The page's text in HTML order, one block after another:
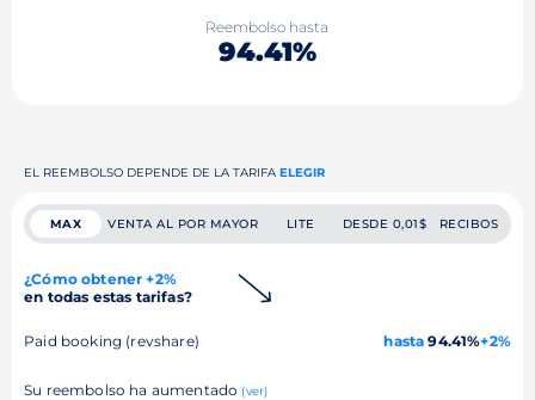
Reembolso hasta
94.41%
EL REEMBOLSO DEPENDE DE LA TARIFA ELEGIR
MAX VENTA AL POR MAYOR LITE DESDE 0,01$ RECIBOS
¿Cómo obtener +2%
en todas estas tarifas?
Paid booking (revshare) hasta 94.41%+2%
Su reembolso ha aumentado (ver)